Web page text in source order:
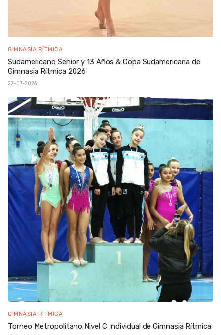
GIMNASIA RÍTMICA
Sudamericano Senior y 13 Años & Copa Sudamericana de
Gimnasia Rítmica 2026
22-07-2026
GIMNASIA RÍTMICA
Torneo Metropolitano Nivel C Individual de Gimnasia Rítmica